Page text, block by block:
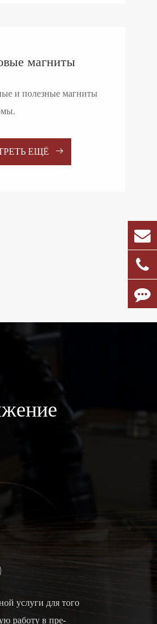
магниты
и полезные магниты
ЕЩЁ 
услуги для того
работу в пре-